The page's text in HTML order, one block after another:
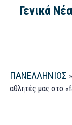
Γενικά Νέα
ΠΑΝΕΛΛΗΝΙΟΣ »
αθλητές μας στο